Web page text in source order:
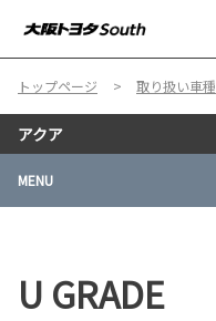
トップページ 取り扱い車種
アクア
MENU
U GRADE